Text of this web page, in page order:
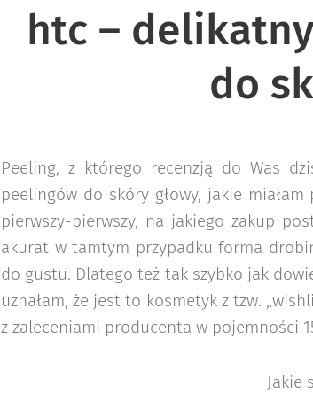
htc –
do
Peeling, z którego recenzją do Was
peelingów do skóry głowy, jakie
pierwszy-pierwszy, na jakiego zakup
akurat w tamtym przypadku forma
do gustu. Dlatego też tak szybko jak
uznałam, że jest to kosmetyk z tzw.
z zaleceniami producenta w pojemności
Jakie